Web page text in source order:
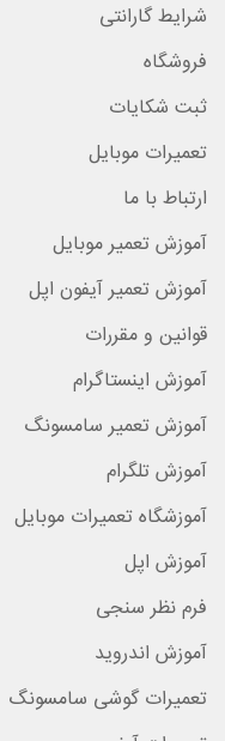
شرایط گارانتی
فروشگاه
ثبت شکایات
تعمیرات موبایل
ارتباط با ما
آموزش تعمیر موبایل
آموزش تعمیر آیفون اپل
قوانین و مقررات
آموزش اینستاگرام
آموزش تعمیر سامسونگ
آموزش تلگرام
آموزشگاه تعمیرات موبایل
آموزش اپل
فرم نظر سنجی
آموزش اندروید
تعمیرات گوشی سامسونگ